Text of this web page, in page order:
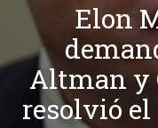
Elon
Altman y
resolvió el